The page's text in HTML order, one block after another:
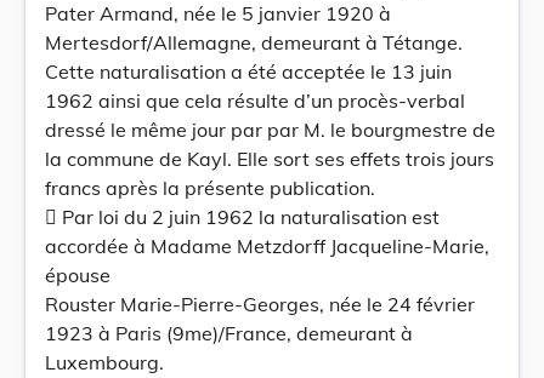
Pater Armand, née le 5 janvier 1920 à
Mertesdorf/Allemagne, demeurant à Tétange.
Cette naturalisation a été acceptée le 13 juin
1962 ainsi que cela résulte d’un procès-verbal
dressé le même jour par par M. le bourgmestre de
la commune de Kayl. Elle sort ses effets trois jours
francs après la présente publication.
 Par loi du 2 juin 1962 la naturalisation est
accordée à Madame Metzdorff Jacqueline-Marie,
épouse
Rouster Marie-Pierre-Georges, née le 24 février
1923 à Paris (9me)/France, demeurant à
Luxembourg.